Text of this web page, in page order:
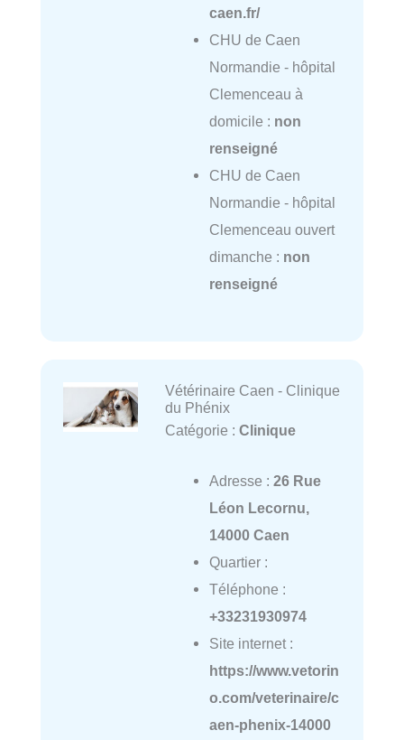
caen.fr/
CHU de Caen
Normandie - hôpital
Clemenceau à
domicile : non
renseigné
CHU de Caen
Normandie - hôpital
Clemenceau ouvert
dimanche : non
renseigné
Vétérinaire Caen - Clinique
du Phénix
Catégorie : Clinique
Adresse : 26 Rue
Léon Lecornu,
14000 Caen
Quartier :
Téléphone :
+33231930974
Site internet :
https://www.vetorin
o.com/veterinaire/c
aen-phenix-14000